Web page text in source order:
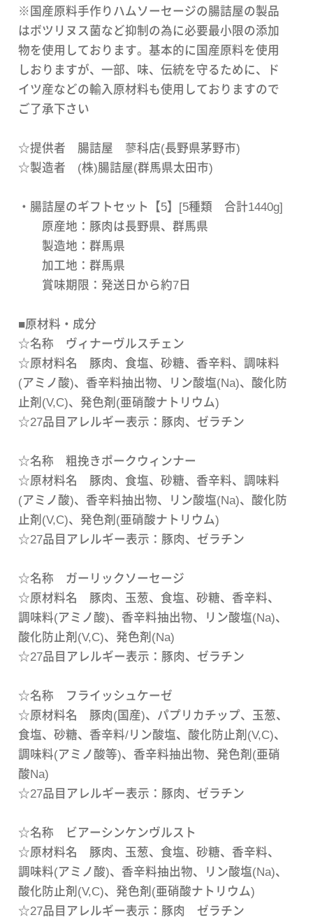
※国産原料手作りハムソーセージの腸詰屋の製品
はボツリヌス菌など抑制の為に必要最小限の添加
物を使用しております。基本的に国産原料を使用
しおりますが、一部、味、伝統を守るために、ド
イツ産などの輸入原材料も使用しておりますので
ご了承下さい
☆提供者 腸詰屋 蓼科店(長野県茅野市)
☆製造者 (株)腸詰屋(群馬県太田市)
・腸詰屋のギフトセット【5】[5種類 合計1440g]
原産地：豚肉は長野県、群馬県
製造地：群馬県
加工地：群馬県
賞味期限：発送日から約7日
■原材料・成分
☆名称 ヴィナーヴルスチェン
☆原材料名 豚肉、食塩、砂糖、香辛料、調味料
(アミノ酸)、香辛料抽出物、リン酸塩(Na)、酸化防
止剤(V,C)、発色剤(亜硝酸ナトリウム)
☆27品目アレルギー表示：豚肉、ゼラチン
☆名称 粗挽きポークウィンナー
☆原材料名 豚肉、食塩、砂糖、香辛料、調味料
(アミノ酸)、香辛料抽出物、リン酸塩(Na)、酸化防
止剤(V,C)、発色剤(亜硝酸ナトリウム)
☆27品目アレルギー表示：豚肉、ゼラチン
☆名称 ガーリックソーセージ
☆原材料名 豚肉、玉葱、食塩、砂糖、香辛料、
調味料(アミノ酸)、香辛料抽出物、リン酸塩(Na)、
酸化防止剤(V,C)、発色剤(Na)
☆27品目アレルギー表示：豚肉、ゼラチン
☆名称 フライッシュケーゼ
☆原材料名 豚肉(国産)、パプリカチップ、玉葱、
食塩、砂糖、香辛料/リン酸塩、酸化防止剤(V,C)、
調味料(アミノ酸等)、香辛料抽出物、発色剤(亜硝
酸Na)
☆27品目アレルギー表示：豚肉、ゼラチン
☆名称 ビアーシンケンヴルスト
☆原材料名 豚肉、玉葱、食塩、砂糖、香辛料、
調味料(アミノ酸)、香辛料抽出物、リン酸塩(Na)、
酸化防止剤(V,C)、発色剤(亜硝酸ナトリウム)
☆27品目アレルギー表示：豚肉 ゼラチン